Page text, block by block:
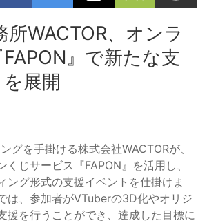
WACTOR、オンラ
』で新たな支
展開
グを手掛ける株式会社WACTORが、
くじサービス『FAPON』を活用し、
ング形式の支援イベントを仕掛けま
は、参加者がVTuberの3D化やオリジ
援を行うことができ、達成した目標に